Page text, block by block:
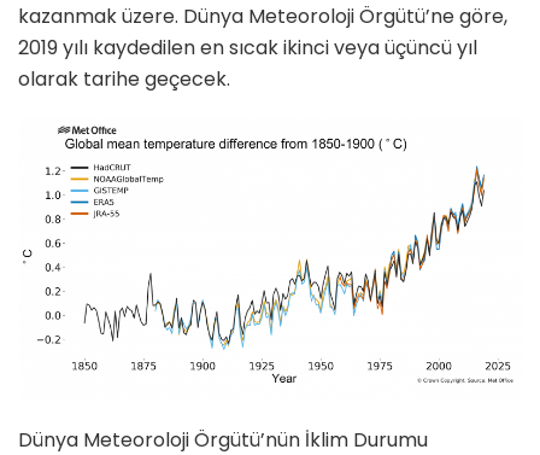
kazanmak üzere. Dünya Meteoroloji Örgütü’ne göre,
2019 yılı kaydedilen en sıcak ikinci veya üçüncü yıl
olarak tarihe geçecek.
Dünya Meteoroloji Örgütü’nün İklim Durumu